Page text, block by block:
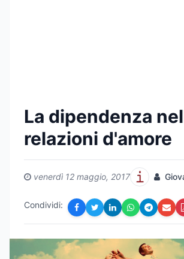
La dipendenza
relazioni d'amore
venerdì 12 maggio, 2017
Condividi: